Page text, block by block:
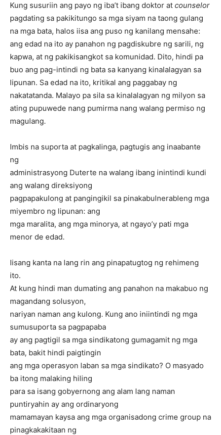
Kung susuriin ang payo ng iba’t ibang doktor at counselor
pagdating sa pakikitungo sa mga siyam na taong gulang
na mga bata, halos iisa ang puso ng kanilang mensahe:
ang edad na ito ay panahon ng pagdiskubre ng sarili, ng
kapwa, at ng pakikisangkot sa komunidad. Dito, hindi pa
buo ang pag-intindi ng bata sa kanyang kinalalagyan sa
lipunan. Sa edad na ito, kritikal ang paggabay ng
nakatatanda. Malayo pa sila sa kinalalagyan ng milyon sa
ating pupuwede nang pumirma nang walang permiso ng
magulang.
Imbis na suporta at pagkalinga, pagtugis ang inaabante
ng
administrasyong Duterte na walang ibang inintindi kundi
ang walang direksiyong
pagpapakulong at pangingikil sa pinakabulnerableng mga
miyembro ng lipunan: ang
mga maralita, ang mga minorya, at ngayo’y pati mga
menor de edad.
Iisang kanta na lang rin ang pinapatugtog ng rehimeng
ito.
At kung hindi man dumating ang panahon na makabuo ng
magandang solusyon,
nariyan naman ang kulong. Kung ano iniintindi ng mga
sumusuporta sa pagpapaba
ay ang pagtigil sa mga sindikatong gumagamit ng mga
bata, bakit hindi paigtingin
ang mga operasyon laban sa mga sindikato? O masyado
ba itong malaking hiling
para sa isang gobyernong ang alam lang naman
puntiryahin ay ang ordinaryong
mamamayan kaysa ang mga organisadong crime group na
pinagkakakitaan ng